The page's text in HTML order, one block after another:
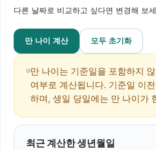
다른 날짜로 비교하고 싶다면 변경해 보
만 나이 계산 모두 초기화
만 나이는 기준일을 포함하지
여부로 계산됩니다. 기준일 이
하며, 생일 당일에는 만 나이가
최근 계산한 생년월일